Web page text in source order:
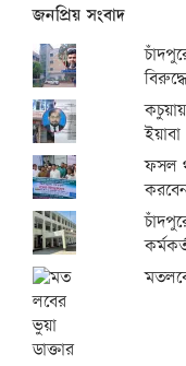
জনপ্রিয় সংবাদ
ফসল